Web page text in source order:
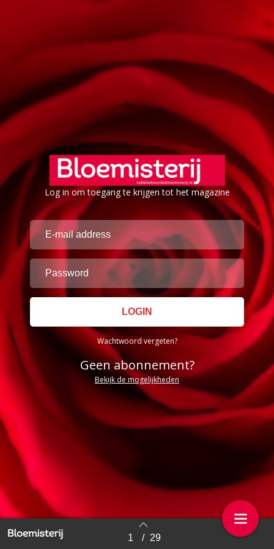
Log in om toegang te krijgen tot het magazine
Wachtwoord vergeten?
Geen abonnement?
Bekijk de mogelijkheden
Back to index 1 / 29